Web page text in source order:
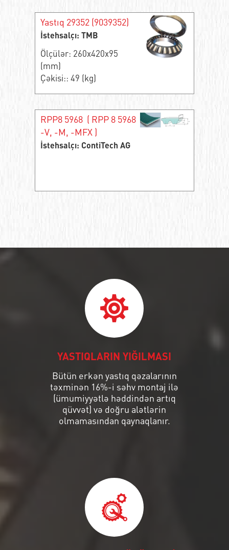
Yastıq 29352 (9039352)
İstehsalçı: TMB
Ölçülər: 260x420x95
(mm)
Çəkisi:: 49 (kg)
RPP8 5968 ( RPP 8 5968
-V, -M, -MFX )
İstehsalçı: ContiTech AG
YASTIQLARIN YIĞILMASI
Bütün erkən yastıq qəzalarının
təxminən 16%-i səhv montaj ilə
(ümumiyyətlə həddindən artıq
qüvvət) və doğru alətlərin
olmamasından qaynaqlanır.